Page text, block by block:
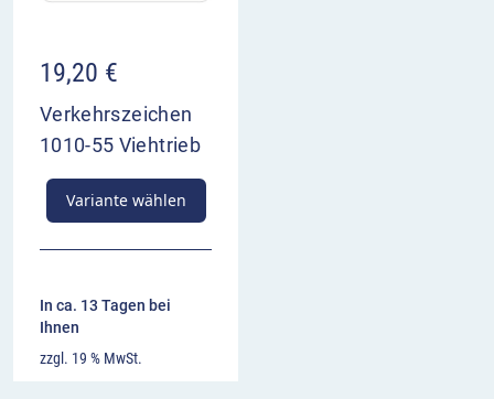
19,20 €
Verkehrszeichen
1010-55 Viehtrieb
Variante wählen
In ca. 13 Tagen bei
Ihnen
zzgl. 19 % MwSt.